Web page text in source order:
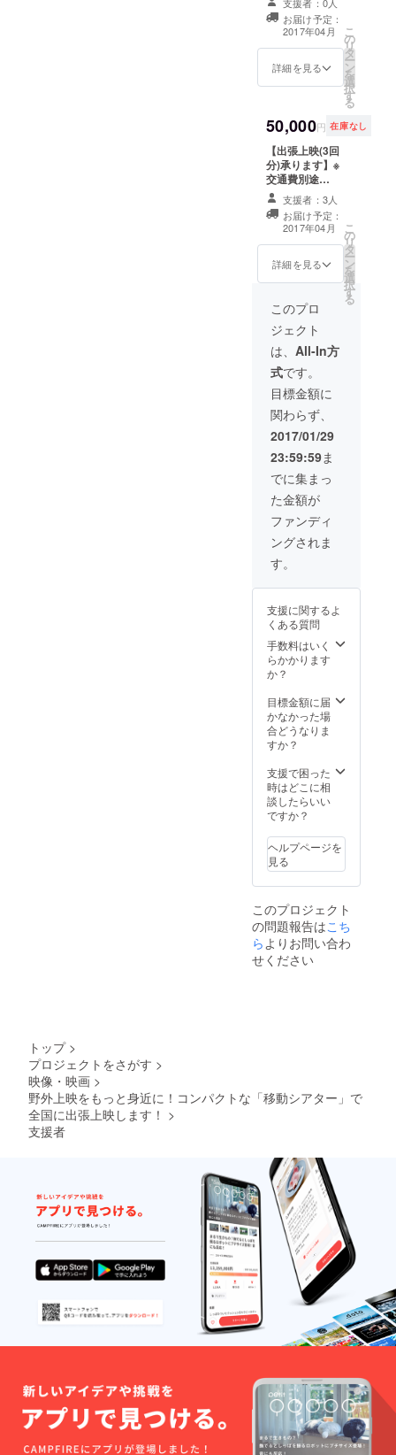
中から
一枚プ
レゼン
ト(画像
はイ
です) ・
でお礼
を書か
せてく
ださい
・ご希
望の
Journe
y
Screen
オリジ
ナルス
カーを
プレゼ
ント！
リーン
が使え
るなら
何でも
どう
上映の
場合は
上映料
金が発
生しま
す(応相
談) ・オ
リジナ
ルTシャ
ツＳ・
Ⅿ・Ⅼの
レゼン
はイ
メージ
です) ・
手書き
でお礼
の手紙
を書か
せてく
・ご希
望の
Journe
y
Screen
オリジ
ナルス
プレゼ
ント！
など定期イベン
トにオススメ！
→発電機
もあるので場所
があればどこで
イズ、イベント
などスクリーン
が使えるなら何
でもどうぞ！
→映画上
映の場合は上映
料金が発生しま
す(応相談) ・オ
リジナルTシャツ
Ｓ・Ⅿ・Ⅼの中か
ら一枚プレゼン
ト(画像はイメー
ジです) ・手書き
でお礼の手紙を
書かせてくださ
い ・ご希望の
Journey Screen
オリジナルス
テッカーをプレ
ゼント！
支援者：0人
お届け予定：
2017年04月
詳細を見る
こ
の
リ
タ
ー
ン
を
選
択
す
る
50,000円 在庫なし
【出張上映(3回
分)承ります】※
交通費別途
→発電機
もあるので場所
があればどこで
も広げます
→ビデオ
レターやサプラ
が使えるなら何
でもどうぞ！
→映画上
映の場合は上映
料金が発生しま
す(応相談) ・オ
リジナルTシャツ
Ｓ・Ⅿ・Ⅼの中か
ら一枚プレゼン
ト(画像はイメー
でお礼の手紙を
書かせてくださ
い ・ご希望の
Journey Screen
オリジナルス
テッカーをプレ
ゼント！
支援者：3人
お届け予定：
2017年04月
詳細を見る
こ
の
リ
タ
ー
ン
を
選
択
す
る
このプロ
ジェクト
は、 All-In方
式です。
目標金額に
関わらず、
2017/01/29
23:59:59ま
でに集まっ
た金額が
ファンディ
ングされま
す。
支援に関するよ
くある質問
手数料はいく
らかかります
か？
目標金額に届
かなかった場
合どうなりま
すか？
支援で困った
時はどこに相
談したらいい
ですか？
ヘルプページを
見る
このプロジェクト
の問題報告はこち
らよりお問い合わ
せください
トップ >
プロジェクトをさがす >
映像・映画 >
野外上映をもっと身近に！コンパクトな「移動シアター」で
全国に出張上映します！ >
支援者